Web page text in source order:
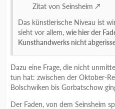
Zitat von Seinsheim
Das künstlerische Niveau ist
sieht vor allem, wie hier der
Kunsthandwerks nicht
Dazu eine Frage, die nicht
tun hat: zwischen der Oktober-
Bolschwiken bis Gorbatschow
Der Faden, von dem Seinsheim